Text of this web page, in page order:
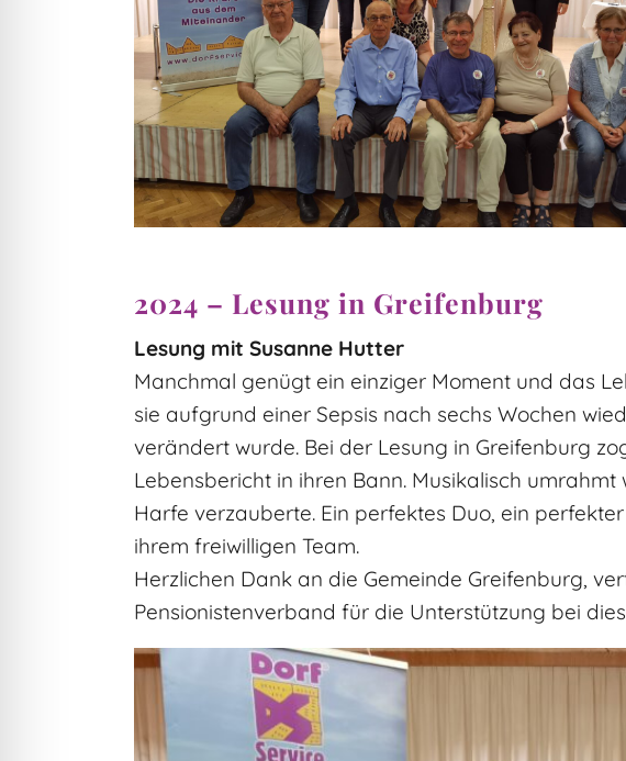
2024 – Lesung in Greifenburg
Lesung mit Susanne Hutter
Manchmal genügt ein einziger Moment und das
sie aufgrund einer Sepsis nach sechs Wochen
verändert wurde. Bei der Lesung in Greifenburg
Lebensbericht in ihren Bann. Musikalisch
Harfe verzauberte. Ein perfektes Duo, ein
ihrem freiwilligen Team.
Herzlichen Dank an die Gemeinde Greifenburg,
Pensionistenverband für die Unterstützung bei